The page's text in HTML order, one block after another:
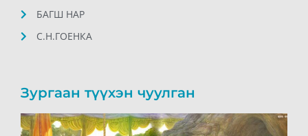
БАГШ НАР
С.Н.ГОЕНКА
Зургаан түүхэн чуулган